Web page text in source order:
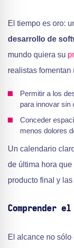
El tiempo es oro:
desarrollo de
mundo quiera su
realistas fomentan
Permitir a los
para innovar sin
Conceder
menos dolores
Un calendario
de última hora
producto final y
Comprender
El alcance no